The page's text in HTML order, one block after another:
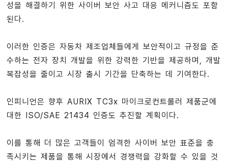
성을 해결하기 위한 사이버 보안 사고 대응 메커니즘도 포함
된다.
이러한 인증은 자동차 제조업체들에게 보안적이고 규정을 준
수하는 전자 장치 개발을 위한 강력한 기반을 제공하며, 개발
복잡성을 줄이고 시장 출시 기간을 단축하는 데 기여한다.
인피니언은 향후 AURIX TC3x 마이크로컨트롤러 제품군에
대한 ISO/SAE 21434 인증도 추진할 계획이다.
이를 통해 더 많은 고객들이 엄격한 사이버 보안 표준을 충
족시키는 제품을 통해 시장에서 경쟁력을 강화할 수 있을 것